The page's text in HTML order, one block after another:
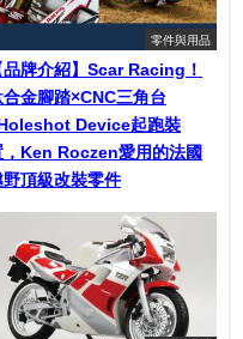
零件與用品
品牌介紹】Scar Racing！
合金腳踏×CNC三角台
Device起跑裝
，Ken Roczen愛用的法國
野頂級改裝零件